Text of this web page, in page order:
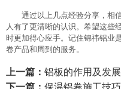
通过以上几点经验分享，相
人有了更清晰的认识。希望这些
时更加得心应手。记住锦祎铝业
卷产品和周到的服务。
上一篇： 铝板的作用及发